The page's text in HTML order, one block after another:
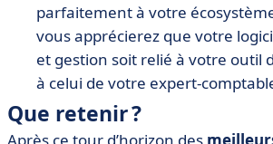
parfaitement à votre
vous apprécierez que votre
et gestion soit relié à votre outil
à celui de votre expert-
Que retenir ?